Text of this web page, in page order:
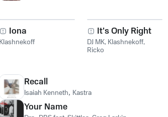
Iona
Klashnekoff
It's Only Right
DJ MK, Klashnekoff,
Ricko
Recall
Isaiah Kenneth, Kastra
Your Name